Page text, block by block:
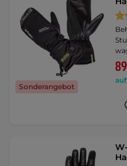
Sonderangebot